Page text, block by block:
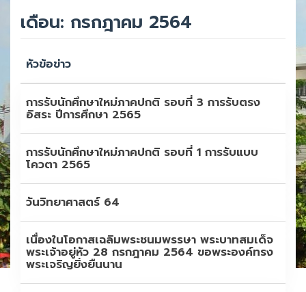
เดือน: กรกฎาคม 2564
หัวข้อข่าว
การรับนักศึกษาใหม่ภาคปกติ รอบที่ 3 การรับตรง
อิสระ ปีการศึกษา 2565
การรับนักศึกษาใหม่ภาคปกติ รอบที่ 1 การรับแบบ
โควตา 2565
วันวิทยาศาสตร์ 64
เนื่องใน​โอกาสเฉลิมพระชนมพรรษา พระบาทสมเด็จ
พระเจ้าอยู่หัว 28 กรกฎาคม 2564 ขอพระองค์ทรง
พระเจริญยิ่งยืนนาน